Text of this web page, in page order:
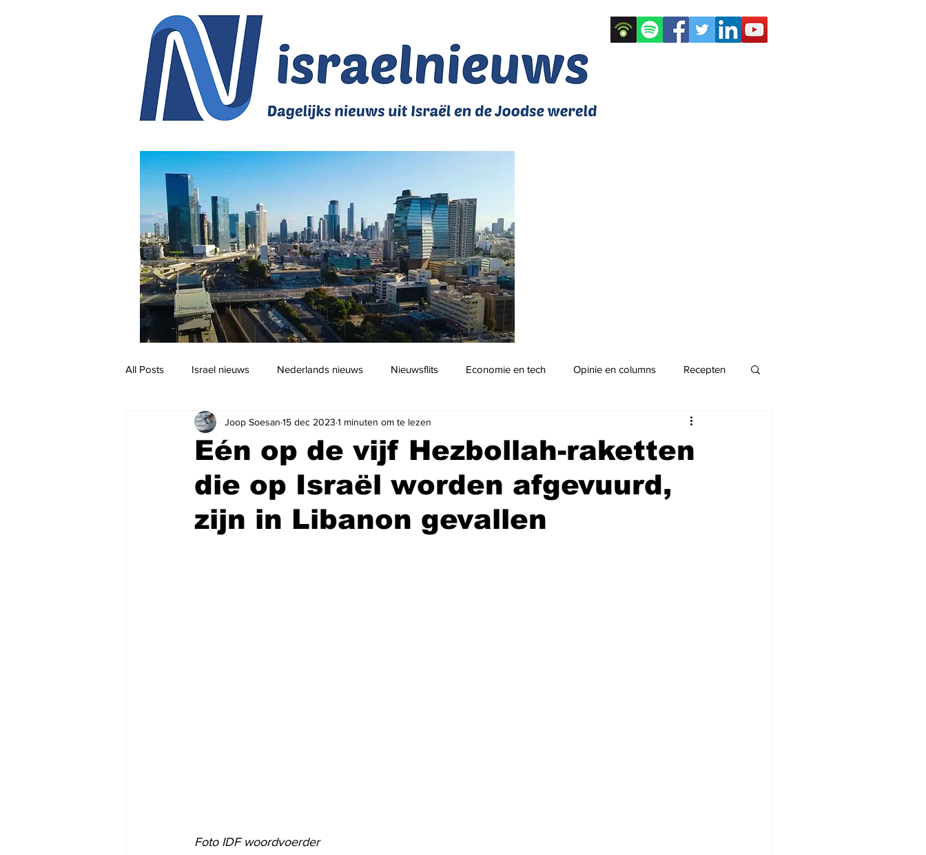
All Posts Israel nieuws Nederlands nieuws Nieuwsflits Economie en tech Opinie en columns Recepten
Jodendom en cultuur Podcast
Eén op de vijf Hezbollah-raketten
die op Israël worden afgevuurd,
zijn in Libanon gevallen
Joop Soesan 15 dec 2023 1 minuten om te lezen
Foto IDF woordvoerder